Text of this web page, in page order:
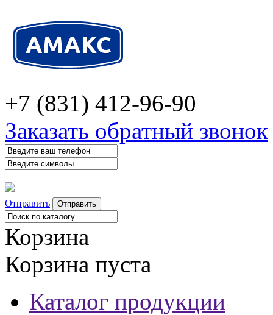
+7 (831) 412-96-90
Заказать обратный звонок
Отправить
Корзина
Корзина пуста
Каталог продукции